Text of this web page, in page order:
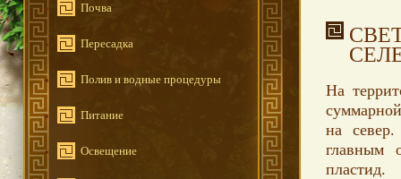
Почва
Пересадка
Полив и водные процедуры
Питание
Освещение
На
на
главным
пластид.